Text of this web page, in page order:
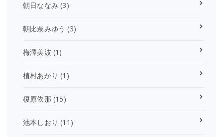
朝日ななみ (3)
朝比奈みゆう (3)
梅澤美波 (1)
植村あかり (1)
榎原依那 (15)
池本しおり (11)